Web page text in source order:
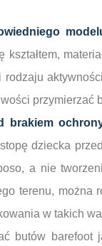
przymierzać
brakiem
dziecka
a nie
terenu, można
w takich
butów barefoot